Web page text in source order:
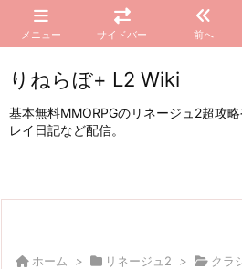
メニュー サイドバー 前へ
りねらぼ+ L2 Wiki
基本無料MMORPGのリネージュ2超攻
レイ日記など配信。
ホーム > リネージュ2 > クラ